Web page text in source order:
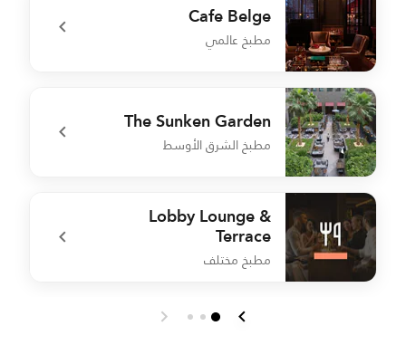
Cafe Belge
مطبخ عالمي
undefined Cafe Belge
The Sunken Garden
مطبخ الشرق الأوسط
undefined The Sunken Garden
Lobby Lounge &
Terrace
مطبخ مختلف
undefined Lobby Lounge & Terrace